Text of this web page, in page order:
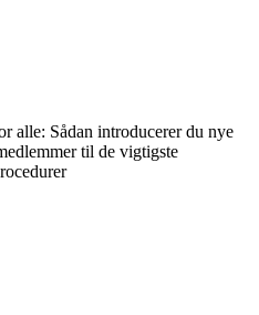
alle: Sådan introducerer du nye
til de vigtigste